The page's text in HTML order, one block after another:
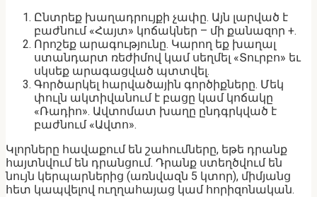
Ընտրեք խաղադրույքի չափը. Այն լարված է
բաժնում «Հայտ» կոճակներ – մի քանազոր +.
Որոշեք արագությունը. Կարող եք խաղալ
ստանդարտ ռեժիմով կամ սեղմել «Տուրբո» եւ
սկսեք արագացված պտտվել.
Գործարկել հարվածային գործիքները. Մեկ
փուլն ակտիվանում է բացը կամ կոճակը
«Ռադիո». Ավտոմատ խաղը ընդգրկված է
բաժնում «Ավտո».
Կլորները հավաքում են շահումները, եթե դրանք
հայտնվում են դրանցում. Դրանք ստեղծվում են
նույն կերպարներից (առնվազն 5 կտոր), միմյանց
հետ կապվելով ուղղահայաց կամ հորիզոնական.